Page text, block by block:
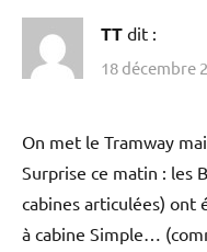
TT dit :
18 décembre
On met le Tramway
Surprise ce matin : les
cabines articulées) ont
à cabine Simple…